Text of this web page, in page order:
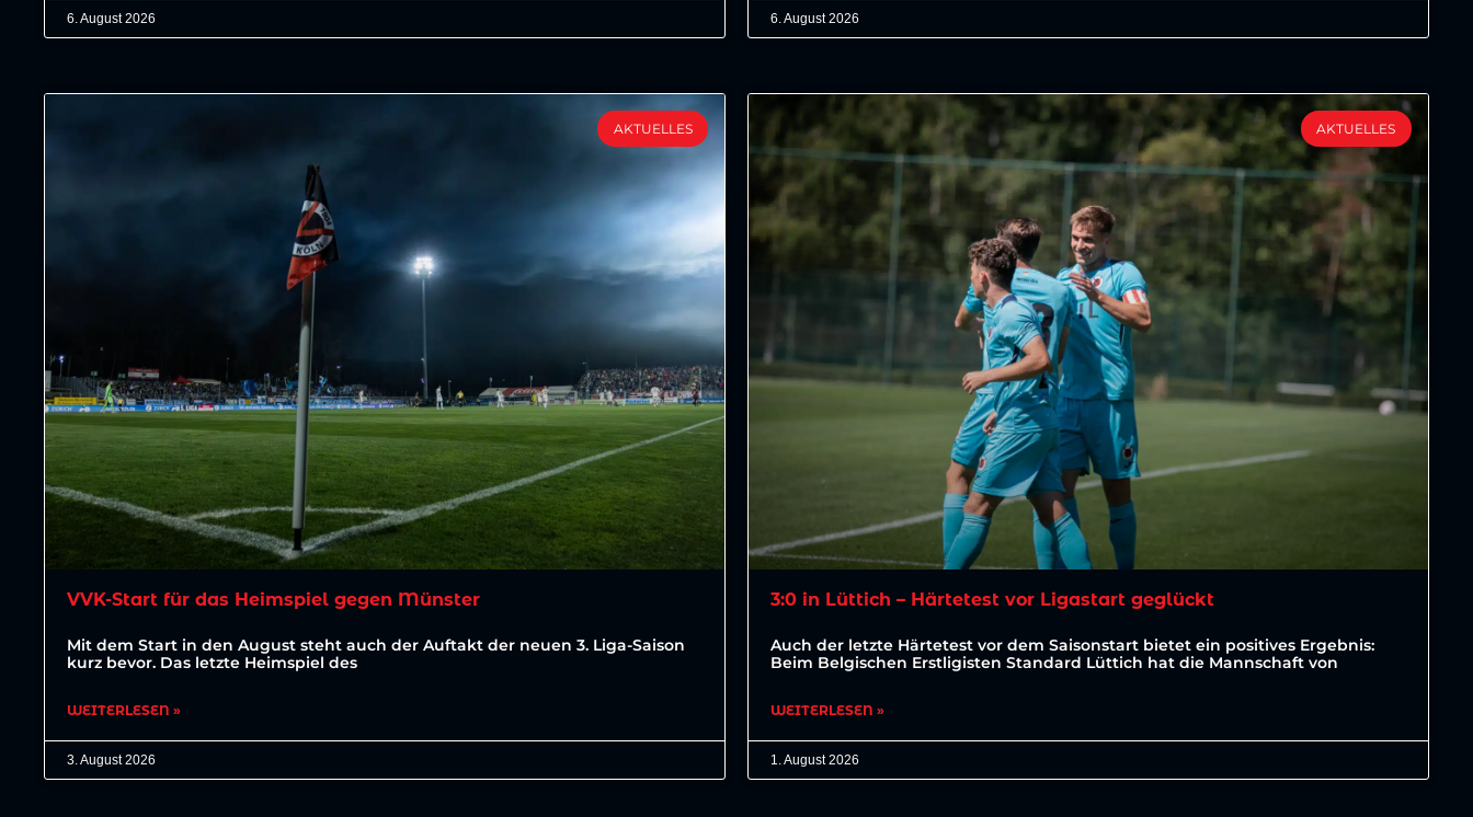
6. August 2026 6. August 2026
AKTUELLES
VVK-Start für das Heimspiel gegen Münster
Mit dem Start in den August steht auch der Auftakt der neuen 3. Liga-Saison
kurz bevor. Das letzte Heimspiel des
WEITERLESEN »
3. August 2026
AKTUELLES
3:0 in Lüttich – Härtetest vor Ligastart geglückt
Auch der letzte Härtetest vor dem Saisonstart bietet ein positives Ergebnis:
Beim Belgischen Erstligisten Standard Lüttich hat die Mannschaft von
WEITERLESEN »
1. August 2026